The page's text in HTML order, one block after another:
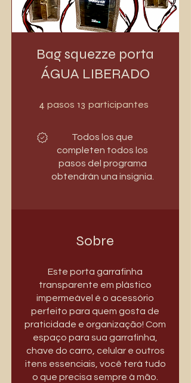
Bag squezze porta
ÁGUA LIBERADO
4 pasos 4 pasos
13 participantes
Todos los que
completen todos los
pasos del programa
obtendrán una insignia.
Sobre
Este porta garrafinha
transparente em plástico
impermeável é o acessório
perfeito para quem gosta de
praticidade e organização! Com
espaço para sua garrafinha,
chave do carro, celular e outros
itens essenciais, você terá tudo
o que precisa sempre à mão.